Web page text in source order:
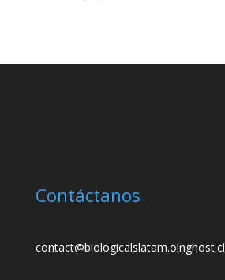
Contáctanos
contact@biologicalslatam.oinghost.cl